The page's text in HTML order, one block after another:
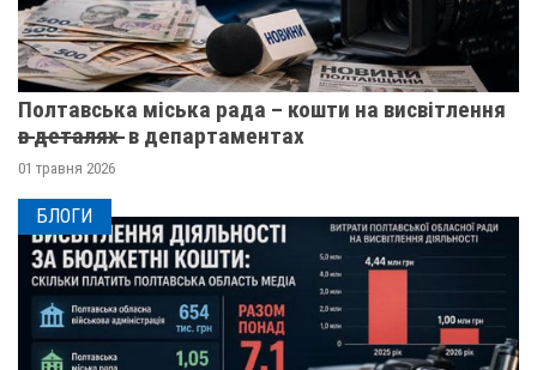
Полтавська міська рада – кошти на висвітлення
в̶ ̶д̶е̶т̶а̶л̶я̶х̶ ̶ в департаментах
01 травня 2026
БЛОГИ